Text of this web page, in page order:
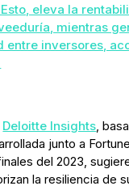
Esto, eleva la
mientras
entre inversores,
Deloitte Insights,
junto a
del 2023,
la resiliencia de